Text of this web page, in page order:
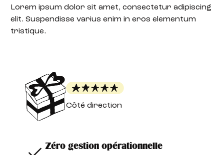
Lorem ipsum dolor sit amet, consectetur adipiscing
elit. Suspendisse varius enim in eros elementum
tristique.
Côté direction
Zéro gestion opérationnelle